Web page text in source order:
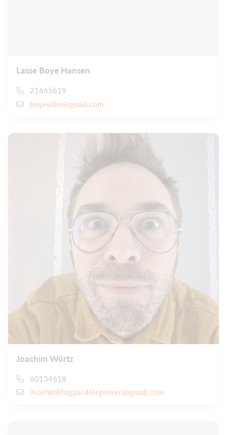
Lasse Boye Hansen
21665619
boyesilke@gmail.com
Joachim Würtz
60134618
JoachimThagaardJorgensen@gmail.com